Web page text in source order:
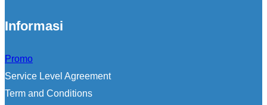
Informasi
Promo
Service Level Agreement
Term and Conditions